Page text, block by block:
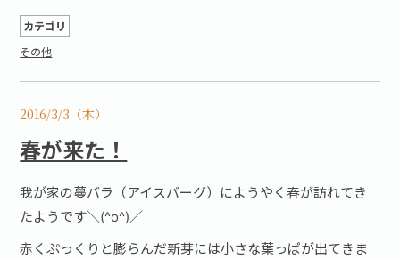
カテゴリ
その他
2016/3/3（木）
春が来た！
我が家の蔓バラ（アイスバーグ）にようやく春が訪れてき
たようです＼(^o^)／
赤くぷっくりと膨らんだ新芽には小さな葉っぱが出てきま